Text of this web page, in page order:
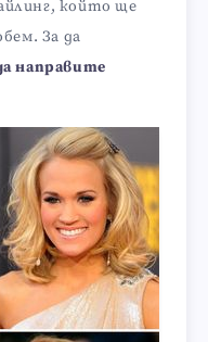
който ще
За да
направите